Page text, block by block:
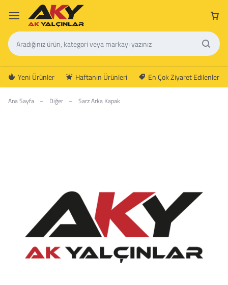
Yeni Ürünler Haftanın Ürünleri En Çok Ziyaret Edilenler
Ana Sayfa – Diğer – Sarz Arka Kapak